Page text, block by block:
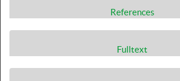
References
Fulltext